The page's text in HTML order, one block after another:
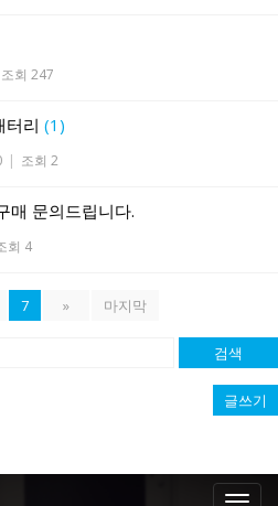
조회 247
터리 (1)
| 조회 2
매 문의드립니다.
회 4
7 » 마지막
검색
글쓰기